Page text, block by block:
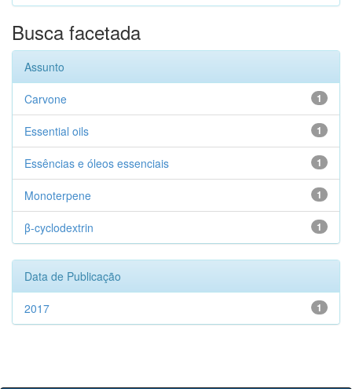
Busca facetada
Assunto
1
Carvone
1
Essential oils
1
Essências e óleos essenciais
1
Monoterpene
1
β-cyclodextrin
Data de Publicação
1
2017